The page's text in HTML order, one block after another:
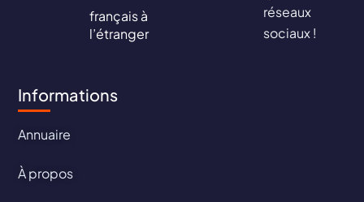
français à
l’étranger
réseaux
sociaux !
Informations
Annuaire
À propos